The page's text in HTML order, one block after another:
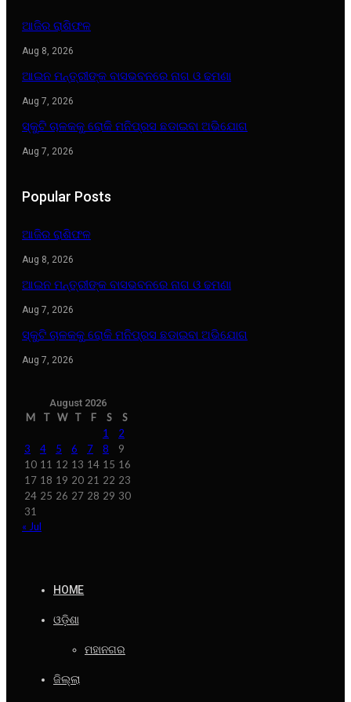
ଆଜିର ରାଶିଫଳ
Aug 8, 2026
ଆଇନ ମନ୍ତ୍ରୀଙ୍କ ବାସଭବନରେ ନାଗ ଓ ଢମଣା
Aug 7, 2026
ସ୍କୁଟି ଚାଳକକୁ ରୋକି ମନିପ୍ରସ ଛଡାଇବା ଅଭିଯୋଗ
Aug 7, 2026
Popular Posts
ଆଜିର ରାଶିଫଳ
Aug 8, 2026
ଆଇନ ମନ୍ତ୍ରୀଙ୍କ ବାସଭବନରେ ନାଗ ଓ ଢମଣା
Aug 7, 2026
ସ୍କୁଟି ଚାଳକକୁ ରୋକି ମନିପ୍ରସ ଛଡାଇବା ଅଭିଯୋଗ
Aug 7, 2026
August 2026
M T W T F S
S
1
2
3
4 5 6 7 8
9
10 11 12 13 14 15 16
17 18 19 20 21 22 23
24 25 26 27 28 29 30
31
« Jul
HOME
ଓଡ଼ିଶା
ମହାନଗର
ଜିଲ୍ଲା